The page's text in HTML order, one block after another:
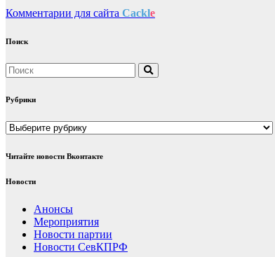
Комментарии для сайта Cackle
Поиск
Рубрики
Рубрики
Читайте новости Вконтакте
Новости
Анонсы
Мероприятия
Новости партии
Новости СевКПРФ